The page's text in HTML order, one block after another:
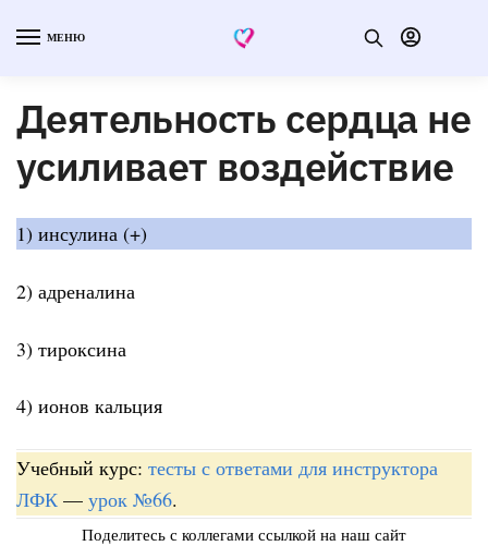
МЕНЮ
Деятельность сердца не
усиливает воздействие
1) инсулина (+)
2) адреналина
3) тироксина
4) ионов кальция
Учебный курс: тесты с ответами для инструктора
ЛФК — урок №66.
Поделитесь с коллегами ссылкой на наш сайт